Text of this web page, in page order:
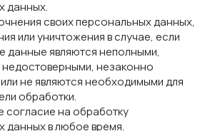
данных.
своих персональных данных,
или уничтожения в случае, если
данные являются неполными,
незаконно
не являются необходимыми для
обработки.
согласие на обработку
данных в любое время.